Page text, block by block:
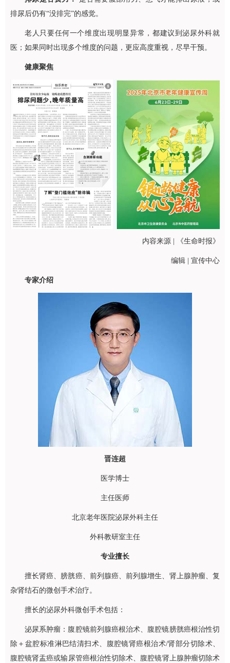
排尿后仍有“没排完”的感觉。
老人只要任何一个维度出现明显异常，都建议到泌尿外科就
医；如果同时出现多个维度的问题，更应高度重视，尽早干预。
健康聚焦
内容来源 | 《生命时报》
编辑 | 宣传中心
专家介绍
晋连超
医学博士
主任医师
北京老年医院泌尿外科主任
外科教研室主任
专业擅长
擅长肾癌、膀胱癌、前列腺癌、前列腺增生、肾上腺肿瘤、复
杂肾结石的微创手术治疗。
擅长的泌尿外科微创手术包括：
泌尿系肿瘤：腹腔镜前列腺癌根治术、腹腔镜膀胱癌根治性切
除＋盆腔标准淋巴结清扫术、腹腔镜肾癌根治术/肾部分切除术、
腹腔镜肾盂癌或输尿管癌根治性切除术、腹腔镜肾上腺肿瘤切除术